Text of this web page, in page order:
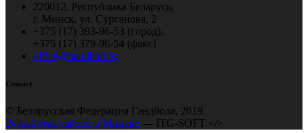
220012, Республика Беларусь,
г. Минск, ул. Сурганова, 2
+375 (17) 393-96-53 (город),
+375 (17) 379-96-54 (факс)
office@handball.by
Contact
© Белорусская Федерация Гандбола, 2019
Разработка сайтов в Минске — ITG-SOFT </>